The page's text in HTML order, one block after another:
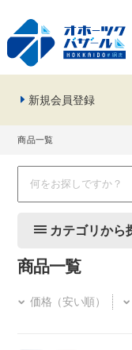
新規会員登録
商品一覧
カテゴリから
商品一覧
価格（安い順）